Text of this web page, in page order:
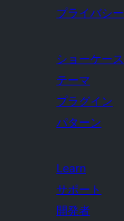
プライバシー
ショーケース
テーマ
プラグイン
パターン
Learn
サポート
開発者